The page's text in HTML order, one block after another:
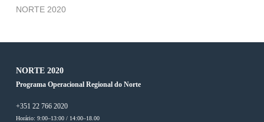
NORTE 2020
NORTE 2020
Programa Operacional Regional do Norte
+351 22 766 2020
Horário: 9:00–13:00 / 14:00–18.00